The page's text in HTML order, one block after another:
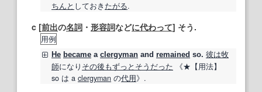
ちんと しておき たがる.
c [前出の名詞 ・ 形容詞などに代わって] そう.
用例
He became a clergyman and remained so. 彼は牧
師になり その後もずっと そうだった 《★ 【用法】
so は a clergyman の代用》.